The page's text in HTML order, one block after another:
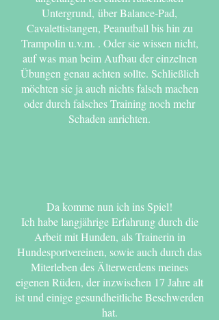
Untergrund, über Balance-Pad,
Cavalettistangen, Peanutball bis hin zu
Trampolin u.v.m. . Oder sie wissen nicht,
auf was man beim Aufbau der einzelnen
Übungen genau achten sollte. Schließlich
möchten sie ja auch nichts falsch machen
oder durch falsches Training noch mehr
Schaden anrichten.
Da komme nun ich ins Spiel!
Ich habe langjährige Erfahrung durch die
Arbeit mit Hunden, als Trainerin in
Hundesportvereinen, sowie auch durch das
Miterleben des Älterwerdens meines
eigenen Rüden, der inzwischen 17 Jahre alt
ist und einige gesundheitliche Beschwerden
hat.